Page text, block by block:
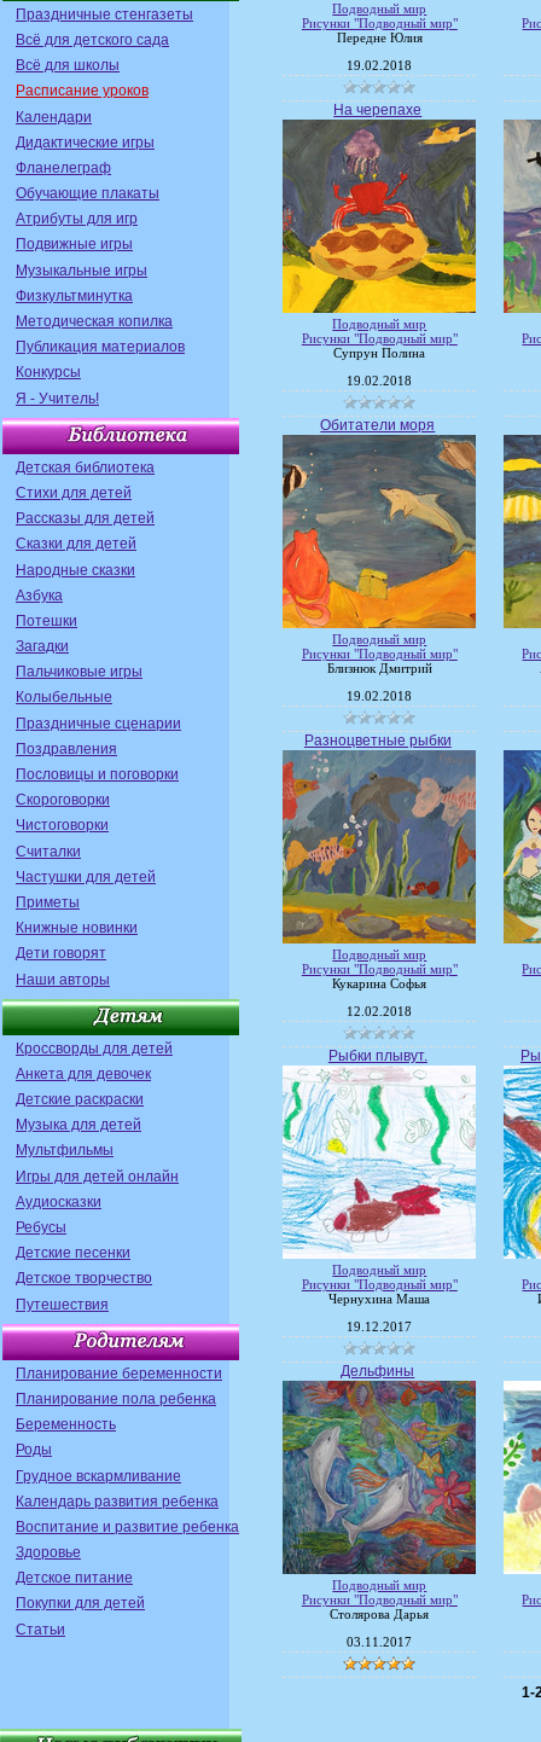
Праздничные стенгазеты
Всё для детского сада
Всё для школы
Расписание уроков
Календари
Дидактические игры
Фланелеграф
Обучающие плакаты
Атрибуты для игр
Подвижные игры
Музыкальные игры
Физкультминутка
Методическая копилка
Публикация материалов
Конкурсы
Я - Учитель!
Детская библиотека
Стихи для детей
Рассказы для детей
Сказки для детей
Народные сказки
Азбука
Потешки
Загадки
Пальчиковые игры
Колыбельные
Праздничные сценарии
Поздравления
Пословицы и поговорки
Скороговорки
Чистоговорки
Считалки
Частушки для детей
Приметы
Книжные новинки
Дети говорят
Наши авторы
Кроссворды для детей
Анкета для девочек
Детские раскраски
Музыка для детей
Мультфильмы
Игры для детей онлайн
Аудиосказки
Ребусы
Детские песенки
Детское творчество
Путешествия
Планирование беременности
Планирование пола ребенка
Беременность
Роды
Грудное вскармливание
Календарь развития ребенка
Воспитание и развитие ребенка
Здоровье
Детское питание
Покупки для детей
Статьи
Подводный мир
Рисунки "Подводный мир"
Передне Юлия
19.02.2018
На черепахе
Подводный мир
Рисунки "Подводный мир"
Супрун Полина
19.02.2018
Обитатели моря
Подводный мир
Рисунки "Подводный мир"
Близнюк Дмитрий
19.02.2018
Разноцветные рыбки
Подводный мир
Рисунки "Подводный мир"
Кукарина Софья
12.02.2018
Рыбки плывут.
Подводный мир
Рисунки "Подводный мир"
Чернухина Маша
19.12.2017
Дельфины
Подводный мир
Рисунки "Подводный мир"
Столярова Дарья
03.11.2017
1-